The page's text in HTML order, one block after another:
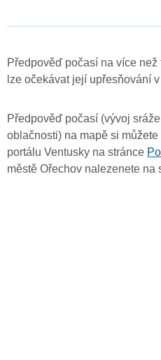
Předpověď počasí na více
lze očekávat její upřesňování
Předpověď počasí (vývoj
oblačnosti) na mapě si
portálu Ventusky na stránce
městě Ořechov nalezenete na